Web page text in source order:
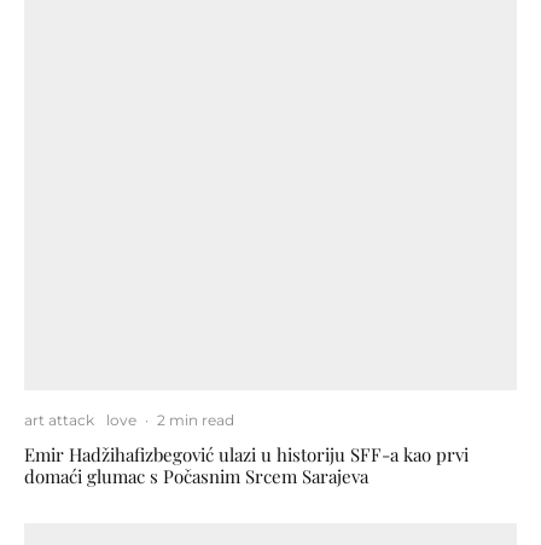
art attack love · 2 min read
Emir Hadžihafizbegović ulazi u historiju SFF-a kao prvi
domaći glumac s Počasnim Srcem Sarajeva